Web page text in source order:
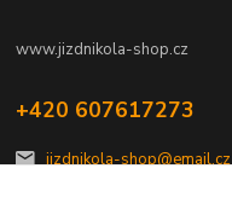
www.jizdnikola-shop.cz
+420 607617273
jizdnikola-shop@email.cz